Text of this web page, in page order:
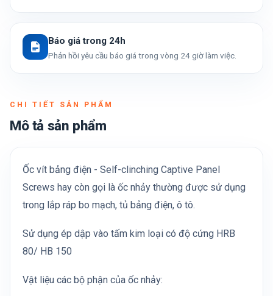
Báo giá trong 24h
Phản hồi yêu cầu báo giá trong vòng 24 giờ làm việc.
CHI TIẾT SẢN PHẨM
Mô tả sản phẩm
Ốc vít bảng điện - Self-clinching Captive Panel
Screws hay còn gọi là ốc nhảy thường được sử dụng
trong lắp ráp bo mạch, tủ bảng điện, ô tô.
Sử dụng ép dập vào tấm kim loại có độ cứng HRB
80/ HB 150
Vật liệu các bộ phận của ốc nhảy: